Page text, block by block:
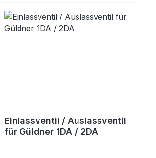
Einlassventil / Auslassventil
für Güldner 1DA / 2DA